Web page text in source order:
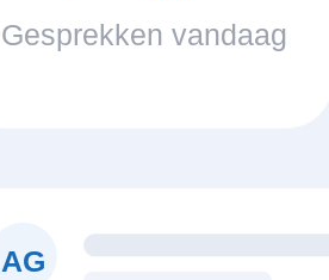
Gesprekken vandaag
AG